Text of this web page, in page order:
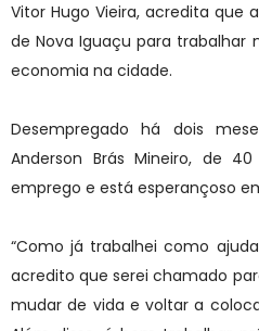
Vitor Hugo Vieira, acredita que
de Nova Iguaçu para
economia na cidade.
Desempregado há dois
Anderson Brás Mineiro, de
emprego e está esperançoso
“Como já trabalhei como
acredito que serei chamado
mudar de vida e voltar a